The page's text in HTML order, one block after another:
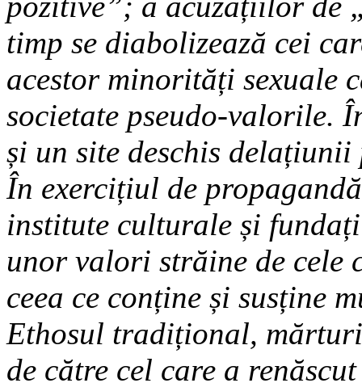
timp se diabolizează cei
acestor minorități sexuale
societate pseudo-valorile.
și un site deschis
În exercițiul de
institute culturale și
unor valori străine de cele
ceea ce conține și susține
Ethosul tradițional,
de către cel care a